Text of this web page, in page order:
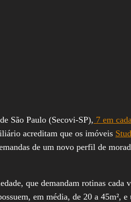
São Paulo (Secovi-SP), 7 em
acreditam que os imóveis
de um novo perfil de
que demandam rotinas
em média, de 20 a 45m²,